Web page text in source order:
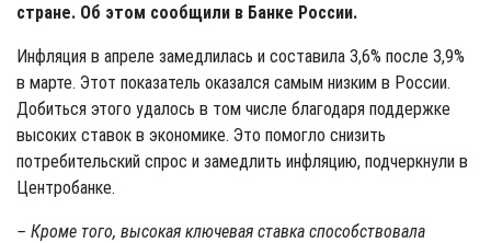
стране. Об этом сообщили в Банке России.
Инфляция в апреле замедлилась и составила 3,6% после 3,9%
в марте. Этот показатель оказался самым низким в России.
Добиться этого удалось в том числе благодаря поддержке
высоких ставок в экономике. Это помогло снизить
потребительский спрос и замедлить инфляцию, подчеркнули в
Центробанке.
– Кроме того, высокая ключевая ставка способствовала